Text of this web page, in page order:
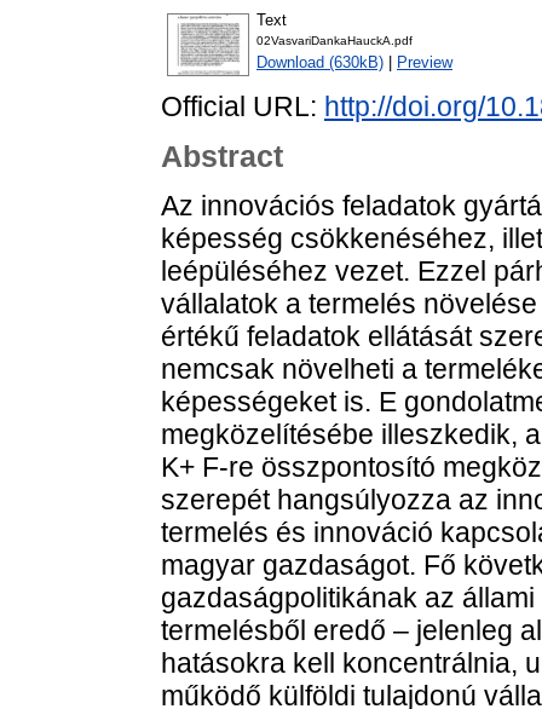
Text
02VasvariDankaHauckA.pdf
Download (630kB) Preview
Official URL: http://doi.org/
Abstract
Az innovációs feladatok
képesség csökkenéséhez,
leépüléséhez vezet. Ezzel
vállalatok a termelés
értékű feladatok ellátását
nemcsak növelheti a
képességeket is. E
megközelítésébe illeszkedik,
K+ F-re összpontosító
szerepét hangsúlyozza az
termelés és innováció
magyar gazdaságot. Fő
gazdaságpolitikának az
termelésből eredő – jelenleg
hatásokra kell koncentrálnia,
működő külföldi tulajdonú